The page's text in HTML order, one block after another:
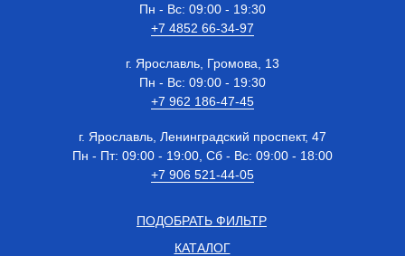
КАТАЛОГ
Пн - Вс: 09:00 - 19:30
+7 4852 66-34-97
г. Ярославль, Ленинградский проспект, 47
Пн - Пт: 09:00 - 19:00, Сб - Вс: 09:00 - 18:00
+7 906 521-44-05
г. Ярославль, Громова, 13
Пн - Вс: 09:00 - 19:30
+7 962 186-47-45
ПОДОБРАТЬ ФИЛЬТР